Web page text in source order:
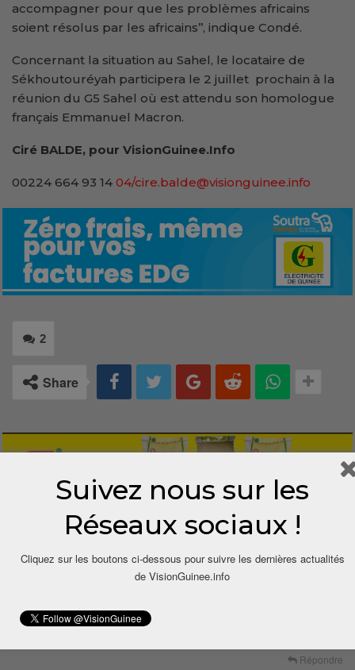
accompagner pour que les problèmes africains
soient résolus par les africains’’, indique Condé.
Concernant la situation au Sahel, le locataire de
Sékhoutouréyah participera le 2 juillet prochain à la
réunion du G5 Sahel où est attendu son homologue
français Emmanuel Macron.
Ciré BALDE, pour VisionGuinee.Info
00224 664 93 14 04/cire.balde@visionguinee.info
2
Share
2 COMMENTAIRES
Un ministre des affaires étrangère lol pas ce que la France
Répondre
Suivez nous sur les
Réseaux sociaux !
Cliquez sur les boutons ci-dessous pour suivre les dernières actualités
de VisionGuinee.info